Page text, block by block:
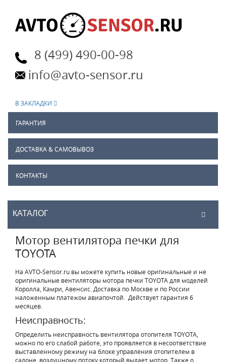
8 (499) 490-00-98
info@avto-sensor.ru
В ЗАКЛАДКИ
ГАРАНТИЯ
ДОСТАВКА & САМОВЫВОЗ
КОНТАКТЫ
КАТАЛОГ
Мотор вентилятора печки для
TOYOTA
На AVTO-Sensor.ru вы можете купить новые оригинальные и не
оригинальные вентиляторы мотора печки TOYOTA для моделей
Королла, Камри, Авенсис. Доставка по Москве и по России
наложенным платежом авиапочтой. Действует гарантия 6
месяцев.
Неисправность:
Определить неисправность вентилятора отопителя TOYOTA,
можно по его слабой работе, это проявляется в несоответствие
выставленному режиму на блоке управления отопителем в
салоне, воздушному потоку который выдает мотор. Также о